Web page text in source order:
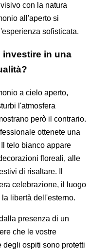
con la natura
all'aperto si
sofisticata.
investire in una
a cielo aperto,
l'atmosfera
però il contrario.
ottenete una
telo bianco appare
floreali, alle
di risaltare. Il
celebrazione, il luogo
libertà dell'esterno.
presenza di un
che le vostre
ospiti sono protetti